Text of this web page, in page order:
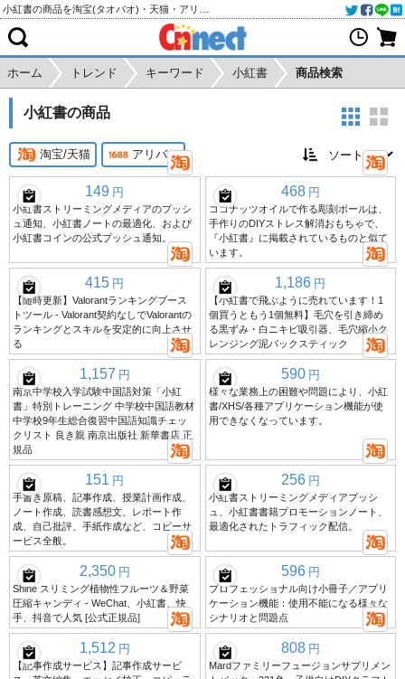
ホーム トレンド キーワード 小紅書 商品検索
小紅書の商品
淘宝/天猫 アリババ
149 円
小紅書ストリーミングメディアのプッシ
ュ通知、小紅書ノートの最適化、および
小紅書コインの公式プッシュ通知。
468 円
ココナッツオイルで作る彫刻ボールは、
手作りのDIYストレス解消おもちゃで、
『小紅書』に掲載されているものと似て
います。
415 円
【随時更新】Valorantランキングブース
トツール - Valorant契約なしでValorantの
ランキングとスキルを安定的に向上させ
る
1,186 円
【小紅書で飛ぶように売れています！1
個買うともう1個無料】毛穴を引き締め
る黒ずみ・白ニキビ吸引器、毛穴縮小ク
レンジング泥パックスティック
1,157 円
南京中学校入学試験中国語対策「小紅
書」特別トレーニング 中学校中国語教材
中学校9年生総合復習中国語知識チェッ
クリスト 良き親 南京出版社 新華書店 正
規品
590 円
様々な業務上の困難や問題により、小紅
書/XHS/各種アプリケーション機能が使
用できなくなっています。
151 円
手書き原稿、記事作成、授業計画作成、
ノート作成、読書感想文、レポート作
成、自己批評、手紙作成など、コピーサ
ービス全般。
256 円
小紅書ストリーミングメディアプッシ
ュ、小紅書書籍プロモーションノート、
最適化されたトラフィック配信。
2,350 円
Shihe スリミング植物性フルーツ＆野菜
圧縮キャンディ - WeChat、小紅書、快
手、抖音で人気 [公式正規品]
596 円
プロフェッショナル向け小冊子／アプリ
ケーション機能：使用不能になる様々な
シナリオと問題点
1,512 円
【記事作成サービス】記事作成サービ
808 円
Mardファミリーフュージョンサプリメン